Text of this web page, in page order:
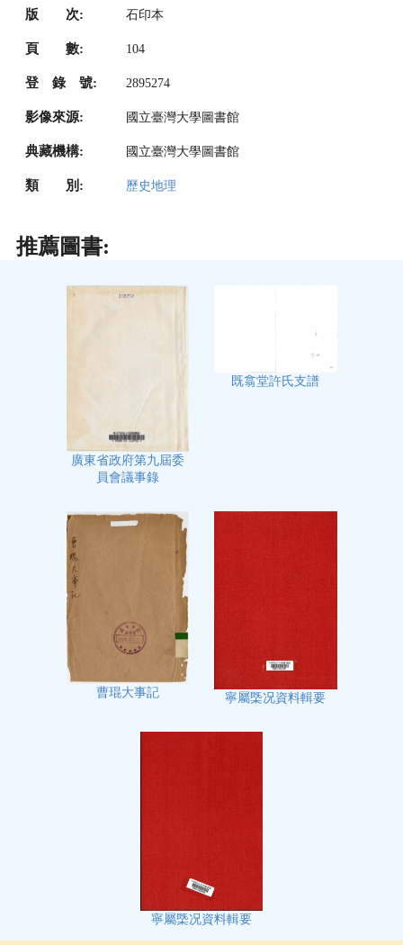
版 次: 石印本
頁 數: 104
登 錄 號: 2895274
影像來源: 國立臺灣大學圖書館
典藏機構: 國立臺灣大學圖書館
類 別: 歷史地理
推薦圖書:
廣東省政府第九屆委
員會議事錄
既翕堂許氏支譜
曹琨大事記 寧屬㮣况資料輯要
寧屬㮣况資料輯要